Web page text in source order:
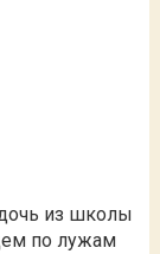
из школы
по лужам